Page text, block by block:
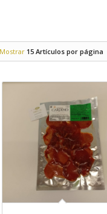
Mostrar 15 Artículos por página